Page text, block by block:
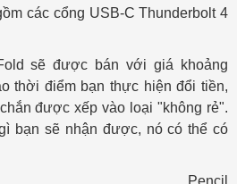
các cổng USB-C Thunderbolt 4
sẽ được bán với giá khoảng
thời điểm bạn thực hiện đổi tiền,
được xếp vào loại "không rẻ".
bạn sẽ nhận được, nó có thể có
Pencil